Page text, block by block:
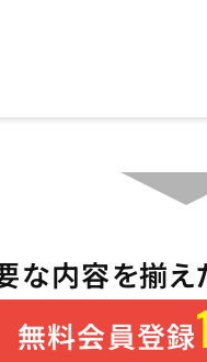
な内容を揃え
無料会員登録